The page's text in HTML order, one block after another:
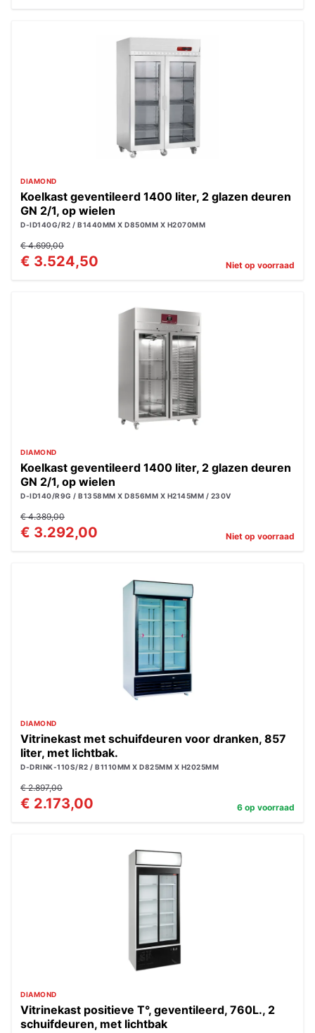
DIAMOND
Koelkast geventileerd 1400 liter, 2 glazen deuren
GN 2/1, op wielen
D-ID140G/R2 / B1440MM X D850MM X H2070MM
€ 4.699,00
€ 3.524,50 Niet op voorraad
DIAMOND
Koelkast geventileerd 1400 liter, 2 glazen deuren
GN 2/1, op wielen
D-ID140/R9G / B1358MM X D856MM X H2145MM / 230V
€ 4.389,00
€ 3.292,00 Niet op voorraad
DIAMOND
Vitrinekast met schuifdeuren voor dranken, 857
liter, met lichtbak.
D-DRINK-110S/R2 / B1110MM X D825MM X H2025MM
€ 2.897,00
€ 2.173,00 6 op voorraad
DIAMOND
Vitrinekast positieve T°, geventileerd, 760L., 2
schuifdeuren, met lichtbak